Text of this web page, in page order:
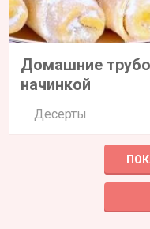
Домашние
начинкой
Десерты